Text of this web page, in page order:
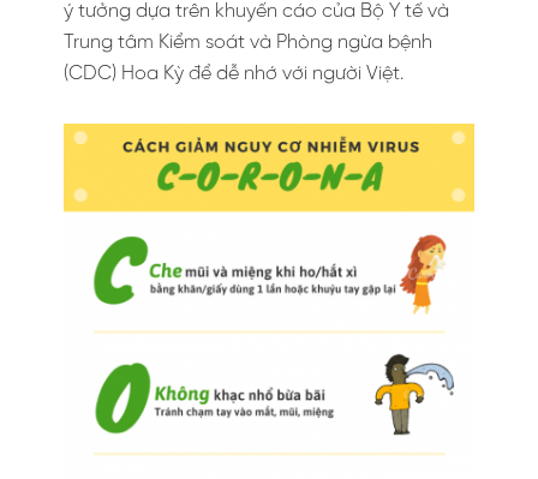
ý tưởng dựa trên khuyến cáo của Bộ Y tế và
Trung tâm Kiểm soát và Phòng ngừa bệnh
(CDC) Hoa Kỳ để dễ nhớ với người Việt.